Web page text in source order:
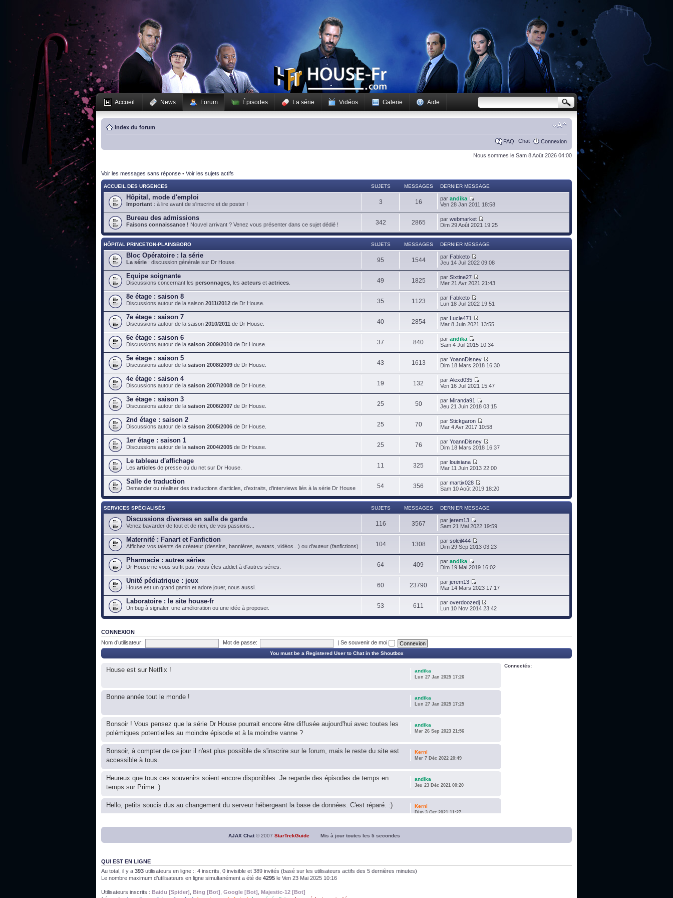
Accueil News Forum Épisodes La série Vidéos Galerie Aide
Index du forum
FAQ Chat Connexion
Nous sommes le Sam 8 Août 2026 04:00
Voir les messages sans réponse • Voir les sujets actifs
ACCUEIL DES URGENCES SUJETS MESSAGES DERNIER MESSAGE
Hôpital, mode d'emploi
Important : à lire avant de s'inscrire et de poster ! 3 16 par andika
Ven 28 Jan 2011 18:58
Bureau des admissions
Faisons connaissance ! Nouvel arrivant ? Venez vous présenter dans ce sujet dédié ! 342 2865 par webmarket
Dim 29 Août 2021 19:25
HÔPITAL PRINCETON-PLAINSBORO SUJETS MESSAGES DERNIER MESSAGE
Bloc Opératoire : la série
La série : discussion générale sur Dr House. 95 1544 par Fabketo
Jeu 14 Juil 2022 09:08
Equipe soignante
Discussions concernant les personnages , les acteurs et actrices 49 1825 par Sixtine27
Mer 21 Avr 2021 21:43
8e étage : saison 8
Discussions autour de la saison 2011/2012 de Dr House. 35 1123 par Fabketo
Lun 18 Juil 2022 19:51
7e étage : saison 7
Discussions autour de la saison 2010/2011 de Dr House. 40 2854 par Lucie471
Mar 8 Juin 2021 13:55
6e étage : saison 6
Discussions autour de la saison 2009/2010 de Dr House. 37 840 par andika
Sam 4 Juil 2015 10:34
5e étage : saison 5
Discussions autour de la saison 2008/2009 de Dr House. 43 1613 par YoannDisney
Dim 18 Mars 2018 16:30
4e étage : saison 4
Discussions autour de la saison 2007/2008 de Dr House. 19 132 par Alexd035
Ven 16 Juil 2021 15:47
3e étage : saison 3
Discussions autour de la saison 2006/2007 de Dr House. 25 50 par Miranda91
Jeu 21 Juin 2018 03:15
2nd étage : saison 2
Discussions autour de la saison 2005/2006 de Dr House. 25 70 par Stickgaron
Mar 4 Avr 2017 10:58
1er étage : saison 1
Discussions autour de la saison 2004/2005 de Dr House. 25 76 par YoannDisney
Dim 18 Mars 2018 16:37
Le tableau d'affichage
Les articles de presse ou du net sur Dr House. 11 325 par louisiana
Mar 11 Juin 2013 22:00
Salle de traduction
Demander ou réaliser des traductions d'articles, d'extraits, d'interviews liés à la série Dr House 54 356 par martix028
Sam 10 Août 2019 18:20
SERVICES SPÉCIALISÉS SUJETS MESSAGES DERNIER MESSAGE
Discussions diverses en salle de garde
Venez bavarder de tout et de rien, de vos passions... 116 3567 par jerem13
Sam 21 Mai 2022 19:59
Maternité : Fanart et Fanfiction
Affichez vos talents de créateur (dessins, bannières, avatars, vidéos...) ou d'auteur (fanfictions) 104 1308 par soleil444
Dim 29 Sep 2013 03:23
Pharmacie : autres séries
Dr House ne vous suffit pas, vous êtes addict à d'autres séries. 64 409 par andika
Dim 19 Mai 2019 16:02
Unité pédiatrique : jeux
House est un grand gamin et adore jouer, nous aussi. 60 23790 par jerem13
Mar 14 Mars 2023 17:17
Laboratoire : le site house-fr
Un bug à signaler, une amélioration ou une idée à proposer. 53 611 par overdoozedj
Lun 10 Nov 2014 23:42
CONNEXION
Nom d’utilisateur:
Mot de passe: Se souvenir de moi
You must be a Registered User to Chat in the Shoutbox
House est sur Netflix ! andika
Lun 27 Jan 2025 17:26
Bonne année tout le monde ! andika
Lun 27 Jan 2025 17:25
Bonsoir ! Vous pensez que la série Dr House pourrait encore être diffusée aujourd'hui avec toutes les
polémiques potentielles au moindre épisode et à la moindre vanne ?
andika
Mar 26 Sep 2023 21:56
Bonsoir, à compter de ce jour il n'est plus possible de s'inscrire sur le forum, mais le reste du site est
accessible à tous.
Kerni
Mer 7 Déc 2022 20:49
Heureux que tous ces souvenirs soient encore disponibles. Je regarde des épisodes de temps en
temps sur Prime :)
andika
Jeu 23 Déc 2021 00:20
Hello, petits soucis dus au changement du serveur hébergeant la base de données. C'est réparé. :) Kerni
Dim 3 Oct 2021 11:27
Bon, 2020, ça n'a pas trop marché. JE vous souhaite une année 2021 plus belle que 2020 !
J'ai l'impression que nous n'avons pas fait les survivor des épisodes issus des saisons 6; 7 et 8 !
Dim 26 Avr 2020 14:19
Connectés:
AJAX Chat© 2007 StarTrekGuide Mis à jour toutes les 5 secondes
QUI EST EN LIGNE
Au total, il y a 393 utilisateurs en ligne :: 4 inscrits, 0 invisible et 389 invités (basé sur les utilisateurs actifs des 5 dernières minutes)
Le nombre maximum d’utilisateurs en ligne simultanément a été de 4295 le Ven 23 Mai 2025 10:16
Utilisateurs inscrits : Baidu [Spider] Bing [Bot] Google [Bot] Majestic-12 [Bot]